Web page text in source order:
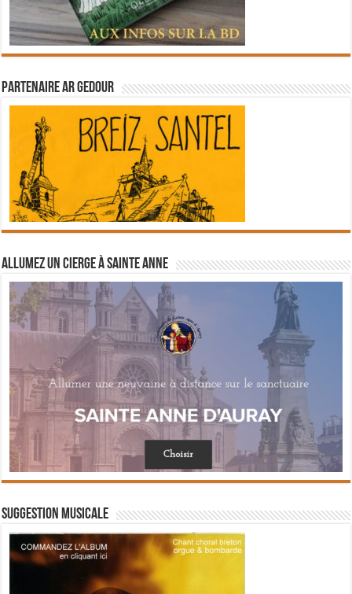
Partenaire Ar Gedour
Allumez un cierge à Sainte Anne
Suggestion musicale